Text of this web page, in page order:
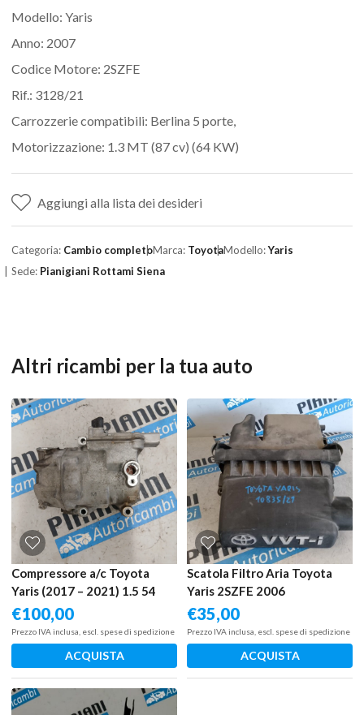
Modello: Yaris
Anno: 2007
Codice Motore: 2SZFE
Rif.: 3128/21
Carrozzerie compatibili: Berlina 5 porte,
Motorizzazione: 1.3 MT (87 cv) (64 KW)
Aggiungi alla lista dei desideri
Categoria: Cambio completoMarca: ToyotaModello:Yaris
Sede: Pianigiani Rottami Siena
Altri ricambi per la tua auto
Compressore a/c Toyota
Yaris (2017 – 2021) 1.5 54
KW 8837015010 1NZ
€100,00
Prezzo IVA inclusa, escl. spese di spedizione
ACQUISTA
Scatola Filtro Aria Toyota
Yaris 2SZFE 2006
€35,00
Prezzo IVA inclusa, escl. spese di spedizione
ACQUISTA